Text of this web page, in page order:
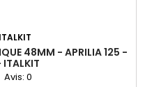
ITALKIT
48MM - APRILIA 125 -
ITALKIT
Avis: 0